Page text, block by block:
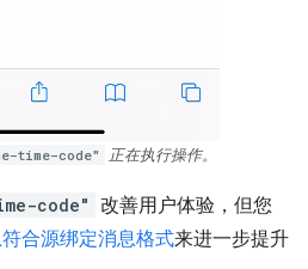
time-code" 正在执行操作。
code" 改善用户体验，但您
合源绑定消息格式来进一步提升